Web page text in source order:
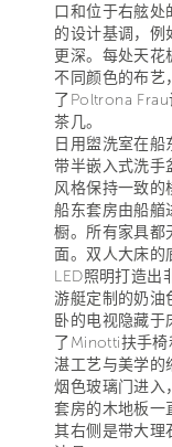
口和位于右舷处
的设计基调，例
更深。每处天花
不同颜色的布艺
了Poltrona
茶几。
日用盥洗室在船
带半嵌入式洗
风格保持一致的
船东套房由船艏
橱。所有家具都
面。双人大床的
LED照明打造出
游艇定制的奶
卧的电视隐藏
了Minotti扶手椅
湛工艺与美学的
烟色玻璃门进入
套房的木地板一
其右侧是带大理